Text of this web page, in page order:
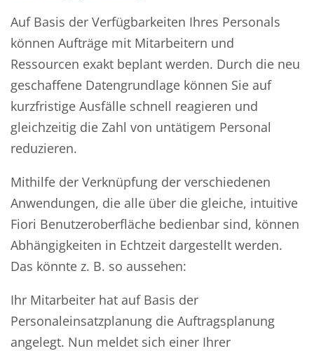
Auf Basis der Verfügbarkeiten Ihres Personals
können Aufträge mit Mitarbeitern und
Ressourcen exakt beplant werden. Durch die neu
geschaffene Datengrundlage können Sie auf
kurzfristige Ausfälle schnell reagieren und
gleichzeitig die Zahl von untätigem Personal
reduzieren.
Mithilfe der Verknüpfung der verschiedenen
Anwendungen, die alle über die gleiche, intuitive
Fiori Benutzeroberfläche bedienbar sind, können
Abhängigkeiten in Echtzeit dargestellt werden.
Das könnte z. B. so aussehen:
Ihr Mitarbeiter hat auf Basis der
Personaleinsatzplanung die Auftragsplanung
angelegt. Nun meldet sich einer Ihrer